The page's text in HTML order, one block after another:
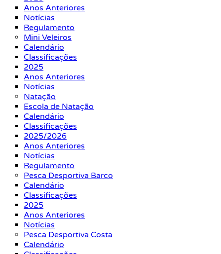
Anos Anteriores
Notícias
Regulamento
Mini Veleiros
Calendário
Classificações
2025
Anos Anteriores
Notícias
Natação
Escola de Natação
Calendário
Classificações
2025/2026
Anos Anteriores
Notícias
Regulamento
Pesca Desportiva Barco
Calendário
Classificações
2025
Anos Anteriores
Notícias
Pesca Desportiva Costa
Calendário